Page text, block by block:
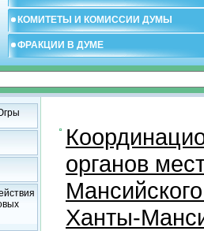
КОМИТЕТЫ И КОМИССИИ ДУМЫ
ФРАКЦИИ В ДУМЕ
органов
Ханты-